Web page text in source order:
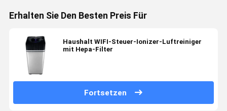
Erhalten Sie Den Besten Preis Für
Haushalt WIFI-Steuer-Ionizer-Luftreiniger
mit Hepa-Filter
Fortsetzen